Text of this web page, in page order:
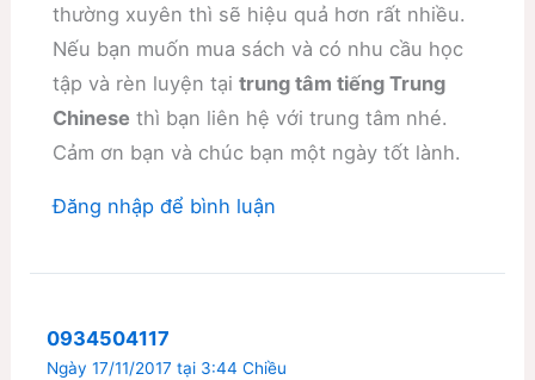
thường xuyên thì sẽ hiệu quả hơn rất nhiều.
Nếu bạn muốn mua sách và có nhu cầu học
tập và rèn luyện tạitrung tâm tiếng Trung
Chinese thì bạn liên hệ với trung tâm nhé.
Cảm ơn bạn và chúc bạn một ngày tốt lành.
Đăng nhập để bình luận
0934504117
Ngày 17/11/2017 tại 3:44 Chiều